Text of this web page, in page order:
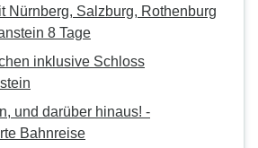
Nürnberg, Salzburg, Rothenburg
8 Tage
inklusive Schloss
und darüber hinaus! -
Bahnreise